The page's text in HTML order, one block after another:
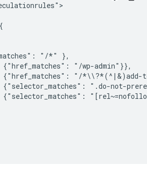
"/*" },
"/wp-admin"}},
{"href_matches": "/*\\?*(^|&)add-
".do-not-